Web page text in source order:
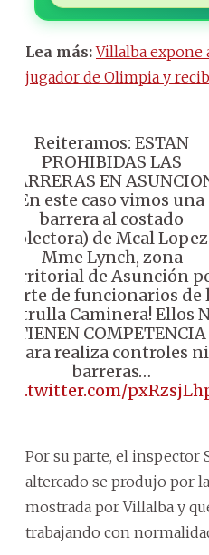
Lea más:Villalba expone
jugador de Olimpia y
Reiteramos: ESTAN
PROHIBIDAS LAS
BARRERAS EN
En este caso vimos una
barrera al costado
(colectora) de Mcal
Mme Lynch, zona
territorial de Asunción
parte de funcionarios de
Patrulla Caminera! Ellos
TIENEN COMPETENCIA
para realiza controles ni
barreras…
pic.twitter.com/
Por su parte, el inspector
altercado se produjo por
mostrada por Villalba y
trabajando con